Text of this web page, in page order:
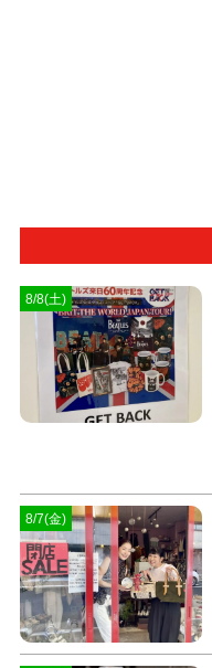
8/8(土)
8/7(金)